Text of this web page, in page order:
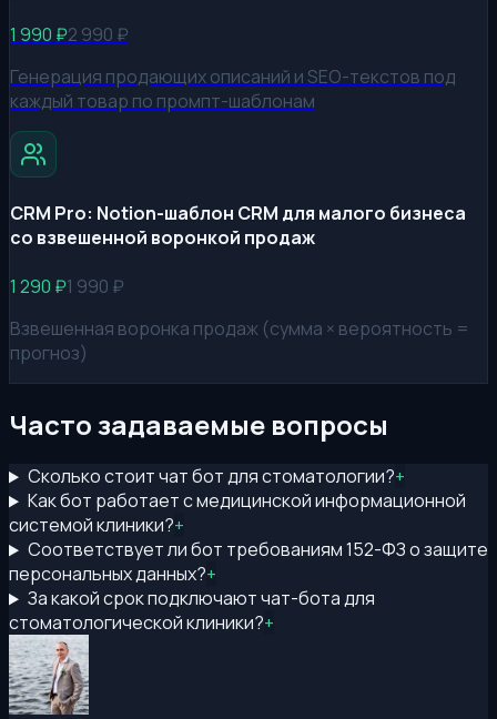
1 990 ₽2 990 ₽
Генерация продающих описаний и SEO-текстов под
каждый товар по промпт-шаблонам
CRM Pro: Notion-шаблон CRM для малого бизнеса
со взвешенной воронкой продаж
1 290 ₽1 990 ₽
Взвешенная воронка продаж (сумма × вероятность =
прогноз)
Часто задаваемые вопросы
Сколько стоит чат бот для стоматологии?+
Как бот работает с медицинской информационной
системой клиники?+
Соответствует ли бот требованиям 152-ФЗ о защите
персональных данных?+
За какой срок подключают чат-бота для
стоматологической клиники?+